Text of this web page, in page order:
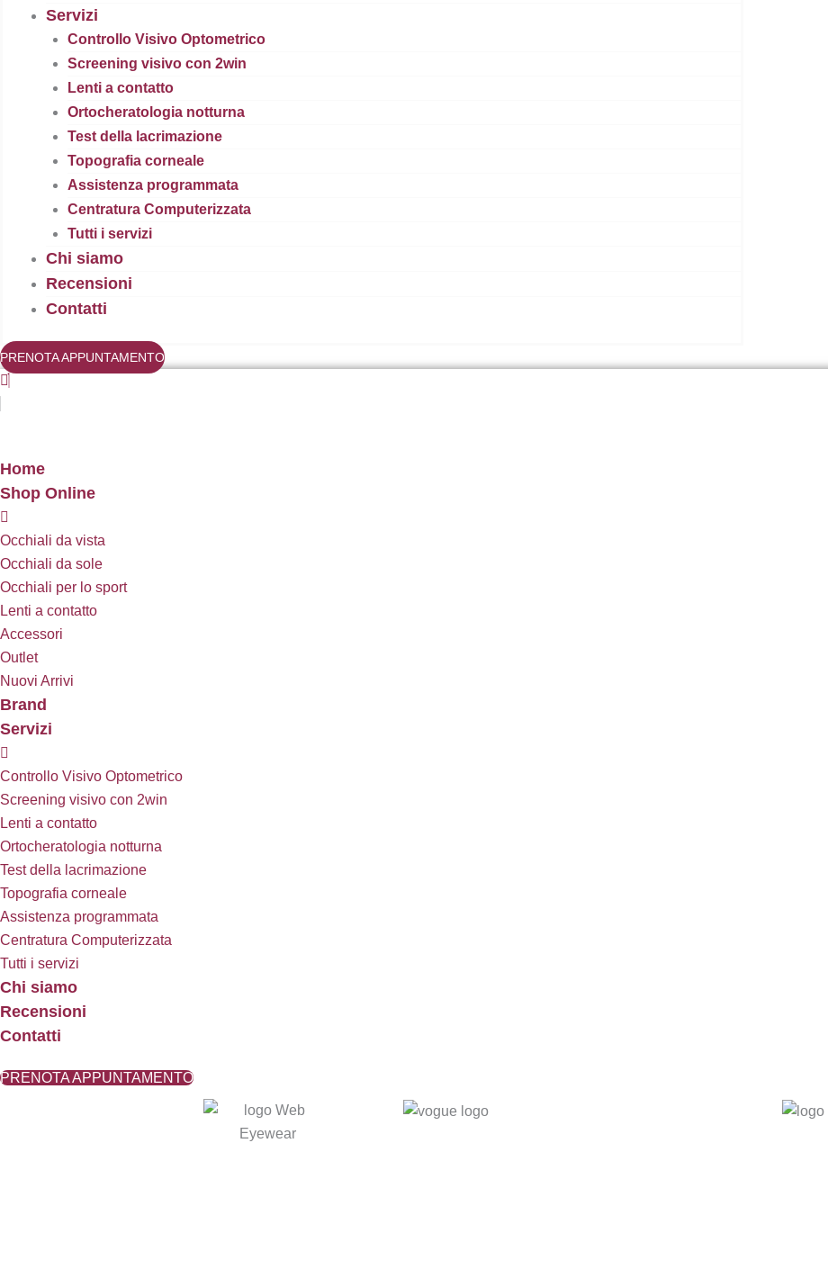
Servizi
Controllo Visivo Optometrico
Screening visivo con 2win
Lenti a contatto
Ortocheratologia notturna
Test della lacrimazione
Topografia corneale
Assistenza programmata
Centratura Computerizzata
Tutti i servizi
Chi siamo
Recensioni
Contatti
PRENOTA APPUNTAMENTO
Home
Shop Online
Occhiali da vista
Occhiali da sole
Occhiali per lo sport
Lenti a contatto
Accessori
Outlet
Nuovi Arrivi
Brand
Servizi
Controllo Visivo Optometrico
Screening visivo con 2win
Lenti a contatto
Ortocheratologia notturna
Test della lacrimazione
Topografia corneale
Assistenza programmata
Centratura Computerizzata
Tutti i servizi
Chi siamo
Recensioni
Contatti
PRENOTA APPUNTAMENTO